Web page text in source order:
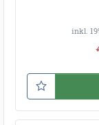
inkl.